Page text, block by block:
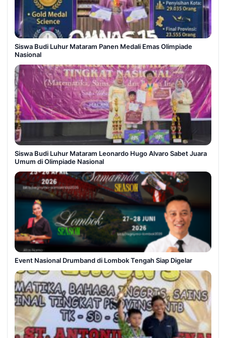
Siswa Budi Luhur Mataram Panen Medali Emas Olimpiade
Nasional
Siswa Budi Luhur Mataram Leonardo Hugo Alvaro Sabet Juara
Umum di Olimpiade Nasional
Event Nasional Drumband di Lombok Tengah Siap Digelar